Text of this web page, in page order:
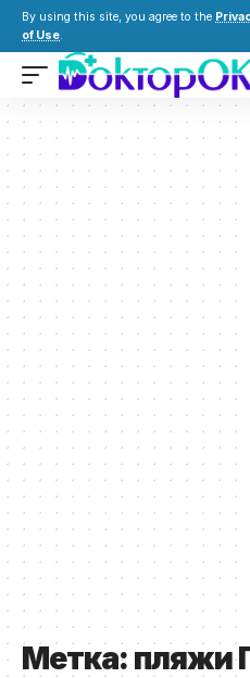
By using this site, you agree to the
of Use.
Метка: пляжи